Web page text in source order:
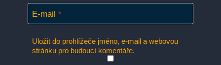
E-mail *
Uložit do prohlížeče jméno, e-mail a webovou
stránku pro budoucí komentáře.